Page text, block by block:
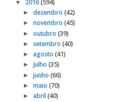
▼ 2016(594)
► dezembro (42)
► novembro (45)
► outubro (39)
► setembro (40)
► agosto (41)
► julho (35)
► junho (66)
► maio (70)
► abril (40)